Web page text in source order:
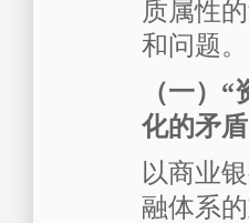
质属性
和问题。
（一）
化的矛盾
以商业
融体系